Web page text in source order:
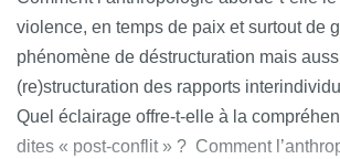
violence, en temps de paix et surtout de
phénomène de déstructuration mais
(re)structuration des rapports
Quel éclairage offre-t-elle à la
dites « post-conflit » ? Comment